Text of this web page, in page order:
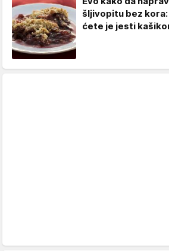
šljivopitu bez
ćete je jesti